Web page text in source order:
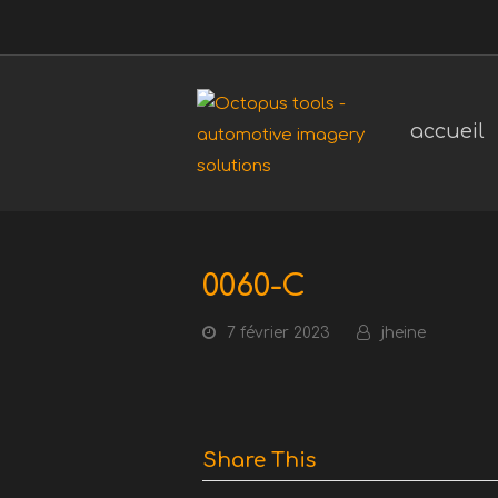
accueil
0060-C
7 février 2023 jheine
Share This